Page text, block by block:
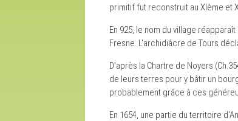
primitif fut reconstruit au XIème et
En 925, le nom du village
Fresne. L'archidiâcre de Tours
D'après la Chartre de Noyers
de leurs terres pour y bâtir un
probablement grâce à ces
En 1654, une partie du territoire